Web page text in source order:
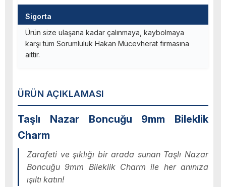
ÜRÜN AÇIKLAMASI
Taşlı Nazar Boncuğu 9mm Bileklik
Charm
Zarafeti ve şıklığı bir arada sunan Taşlı Nazar
Boncuğu 9mm Bileklik Charm ile her anınıza
ışıltı katın!
Sigorta
Ürün size ulaşana kadar çalınmaya, kaybolmaya
karşı tüm Sorumluluk Hakan Mücevherat firmasına
aittir.